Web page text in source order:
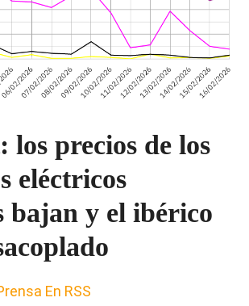
los precios de los
eléctricos
bajan y el ibérico
En RSS